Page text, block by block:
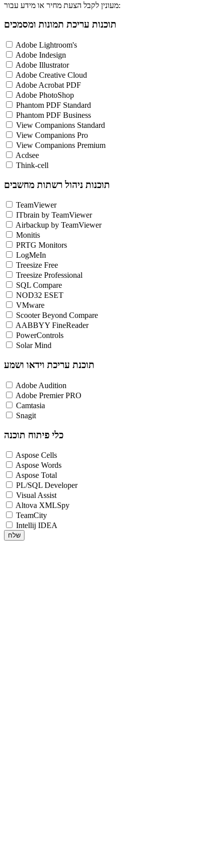
מעונין לקבל הצעת מחיר או מידע עבור:
תוכנות עריכת תמונות ומסמכים
Adobe Lightroom's
Adobe Indesign
Adobe Illustrator
Adobe Creative Cloud
Adobe Acrobat PDF
Adobe PhotoShop
Phantom PDF Standard
Phantom PDF Business
View Companions Standard
View Companions Pro
View Companions Premium
Acdsee
Think-cell
תוכנות ניהול רשתות מחשבים
TeamViewer
ITbrain by TeamViewer
Airbackup by TeamViewer
Monitis
PRTG Monitors
LogMeIn
Treesize Free
Treesize Professional
SQL Compare
NOD32 ESET
VMware
Scooter Beyond Compare
AABBYY FineReader
PowerControls
Solar Mind
תוכנת עריכת וידאו ושמע
Adobe Audition
Adobe Premier PRO
Camtasia
Snagit
כלי פיתוח תוכנה
Aspose Cells
Aspose Words
Aspose Total
PL/SQL Developer
Visual Assist
Altova XMLSpy
TeamCity
Intellij IDEA